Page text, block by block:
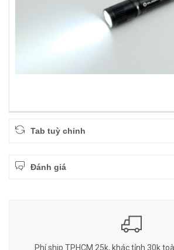
Tab tuỳ chỉnh
Đánh giá
Phí ship TPHCM 25k, khác tỉnh 30k